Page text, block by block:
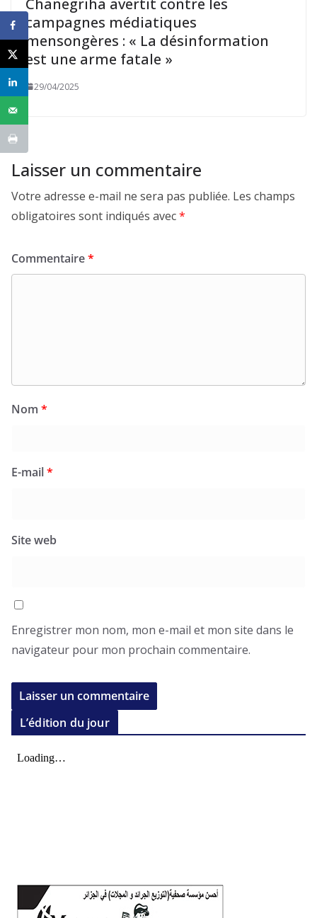
campagnes médiatiques
mensongères : « La désinformation
est une arme fatale »
29/04/2025
Laisser un commentaire
Votre adresse e-mail ne sera pas publiée. Les champs
obligatoires sont indiqués avec*
Commentaire*
Nom *
E-mail*
Site web
Enregistrer mon nom, mon e-mail et mon site dans le
navigateur pour mon prochain commentaire.
L’édition du jour